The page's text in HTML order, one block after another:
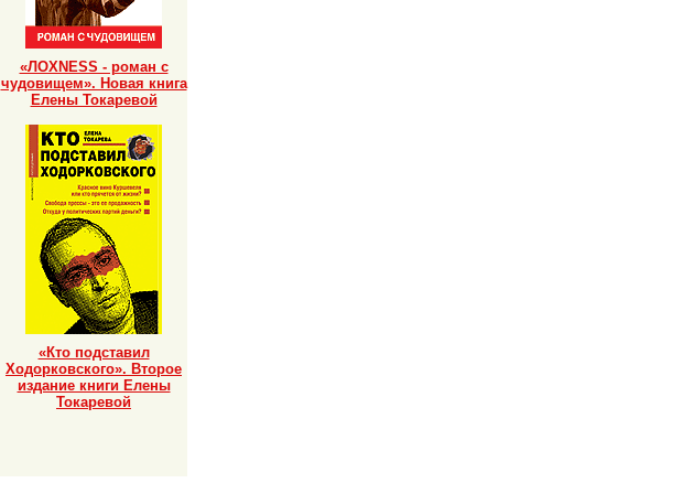
«ЛОХNESS - роман с
чудовищем». Новая книга
Елены Токаревой
«Кто подставил
Ходорковского». Второе
издание книги Елены
Токаревой